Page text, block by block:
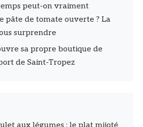
peut-on vraiment
pâte de tomate ouverte ? La
surprendre
sa propre boutique de
de Saint-Tropez